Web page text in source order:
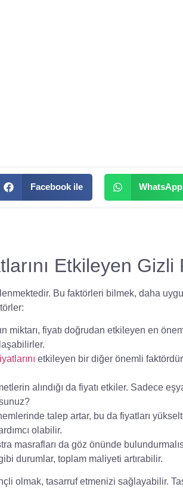
Facebook ile
Etkileyen Gizli
Bu faktörleri bilmek, daha
miktarı, fiyatı doğrudan etkileyen en
etkileyen bir diğer önemli
alındığı da fiyatı etkiler. Sadece
talep artar, bu da fiyatları
olabilir.
masrafları da göz önünde
durumlar, toplam maliyeti artırabilir.
olmak, tasarruf etmenizi sağlayabilir.